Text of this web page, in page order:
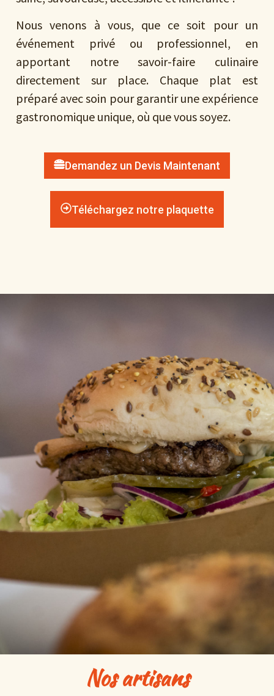
Nous venons à vous, que ce soit pour un
événement privé ou professionnel, en
apportant notre savoir-faire culinaire
directement sur place. Chaque plat est
préparé avec soin pour garantir une expérience
gastronomique unique, où que vous soyez.
Demandez un Devis Maintenant
Téléchargez notre plaquette
Nos artisans